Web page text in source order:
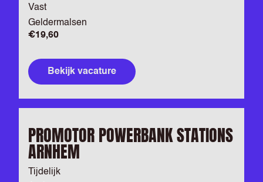
Vast
Geldermalsen
€19,60
Bekijk vacature
PROMOTOR POWERBANK STATIONS
ARNHEM
Tijdelijk